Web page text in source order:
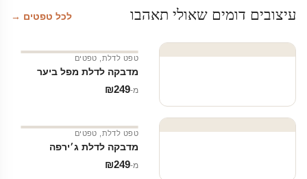
עיצובים דומים שאולי תאהבו לכל טפטים →
טפט לדלת טפטים
מדבקה לדלת מפל ביער
מ‑ ₪249
טפט לדלת טפטים
מדבקה לדלת ג׳ירפה
מ‑ ₪249